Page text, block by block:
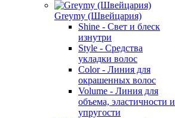
Greymy (Швейцария)
Shine - Свет и блеск
изнутри
Style - Средства
укладки волос
Color - Линия для
окрашенных волос
Volume - Линия для
объема, эластичности и
упругости